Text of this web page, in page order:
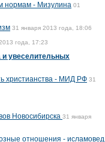
нормам - Мизулина 01
31 января 2013 года, 18:06
года, 17:23
и увеселительных
христианства - МИД РФ 31
Новосибирска 31 января
отношения - исламовед